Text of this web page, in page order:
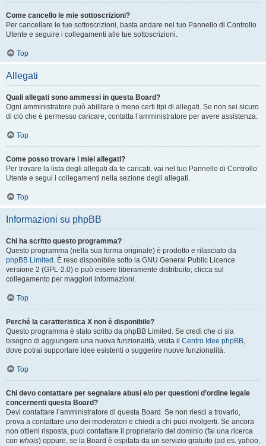
Come cancello le mie sottoscrizioni?
Per cancellare le tue sottoscrizioni, basta andare nel tuo Pannello di Controllo
Utente e seguire i collegamenti alle tue sottoscrizioni.
Top
Allegati
Quali allegati sono ammessi in questa Board?
Ogni amministratore può abilitare o meno certi tipi di allegati. Se non sei sicuro
di ciò che è permesso caricare, contatta l’amministratore per avere assistenza.
Top
Come posso trovare i miei allegati?
Per trovare la lista degli allegati da te caricati, vai nel tuo Pannello di Controllo
Utente e segui i collegamenti nella sezione degli allegati.
Top
Informazioni su phpBB
Chi ha scritto questo programma?
Questo programma (nella sua forma originale) è prodotto e rilasciato da
phpBB Limited . È reso disponibile sotto la GNU General Public Licence
versione 2 (GPL-2.0) e può essere liberamente distribuito; clicca sul
collegamento per maggiori informazioni.
Top
Perché la caratteristica X non è disponibile?
Questo programma è stato scritto da phpBB Limited. Se credi che ci sia
bisogno di aggiungere una nuova funzionalità, visita il Centro Idee phpBB,
dove potrai supportare idee esistenti o suggerire nuove funzionalità.
Top
Chi devo contattare per segnalare abusi e/o per questioni d’ordine legale
concernenti questa Board?
Devi contattare l’amministratore di questa Board. Se non riesci a trovarlo,
prova a contattare uno dei moderatori e chiedi a chi puoi rivolgerti. Se ancora
non ottieni risposta, puoi contattare il proprietario del dominio (fai una ricerca
con whois) oppure, se la Board è ospitata da un servizio gratuito (ad es. yahoo,